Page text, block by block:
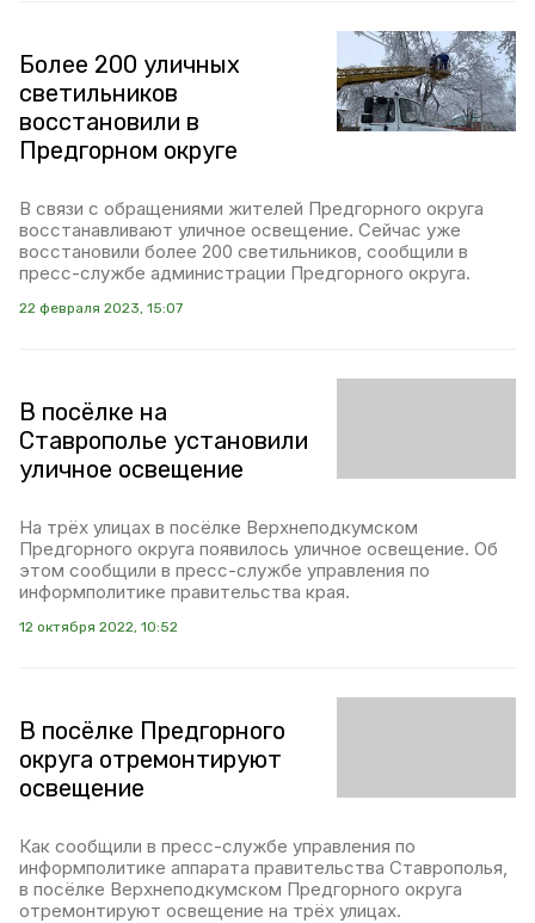
Более 200 уличных
светильников
восстановили в
Предгорном округе
В связи с обращениями жителей Предгорного округа
восстанавливают уличное освещение. Сейчас уже
восстановили более 200 светильников, сообщили в
пресс-службе администрации Предгорного округа.
22 февраля 2023, 15:07
В посёлке на
Ставрополье установили
уличное освещение
На трёх улицах в посёлке Верхнеподкумском
Предгорного округа появилось уличное освещение. Об
этом сообщили в пресс-службе управления по
информполитике правительства края.
12 октября 2022, 10:52
В посёлке Предгорного
округа отремонтируют
освещение
Как сообщили в пресс-службе управления по
информполитике аппарата правительства Ставрополья,
в посёлке Верхнеподкумском Предгорного округа
отремонтируют освещение на трёх улицах.